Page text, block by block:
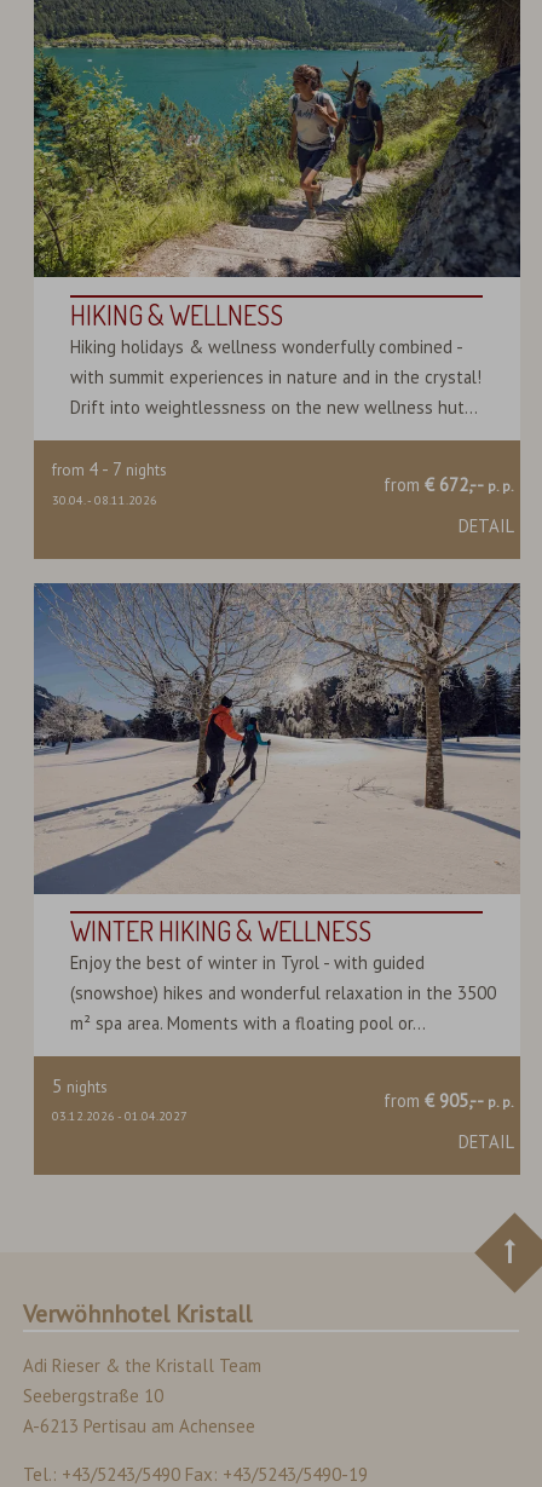
HIKING & WELLNESS
Hiking holidays & wellness wonderfully combined -
with summit experiences in nature and in the crystal!
Drift into weightlessness on the new wellness hut...
from 4 - 7 nights
30.04.-08.11.2026
from € 672,-- p. p.
DETAIL
WINTER HIKING & WELLNESS
Enjoy the best of winter in Tyrol - with guided
(snowshoe) hikes and wonderful relaxation in the 3500
m² spa area. Moments with a floating pool or...
5 nights
03.12.2026 -01.04.2027
from € 905,-- p. p.
DETAIL
Verwöhnhotel Kristall
Adi Rieser & the Kristall Team
Seebergstraße 10
A-6213 Pertisau am Achensee
Tel.: +43/5243/5490 Fax: +43/5243/5490-19